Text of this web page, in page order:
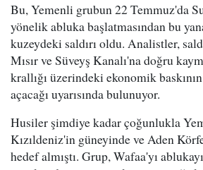
Bu, Yemenli grubun 22 Temmuz'da
yönelik abluka başlatmasından bu
kuzeydeki saldırı oldu. Analistler,
Mısır ve Süveyş Kanalı'na doğru
krallığı üzerindeki ekonomik
açacağı uyarısında bulunuyor.
Husiler şimdiye kadar çoğunlukla
Kızıldeniz'in güneyinde ve Aden
hedef almıştı. Grup, Wafaa'yı